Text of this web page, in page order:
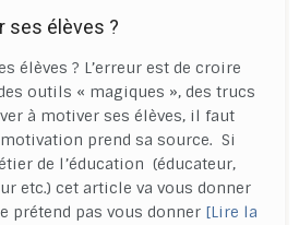
ses élèves ?
élèves ? L’erreur est de croire
outils « magiques », des trucs
à motiver ses élèves, il faut
prend sa source. Si
de l’éducation (éducateur,
etc.) cet article va vous donner
prétend pas vous donner [Lire la